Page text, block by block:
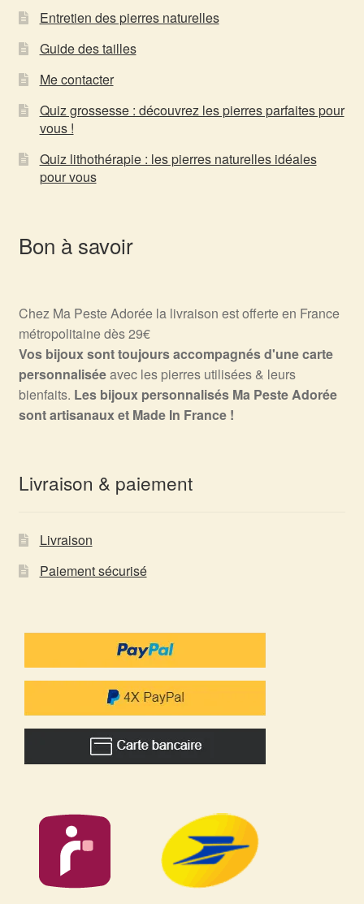
Entretien des pierres naturelles
Guide des tailles
Me contacter
Quiz grossesse : découvrez les pierres parfaites pour
vous !
Quiz lithothérapie : les pierres naturelles idéales
pour vous
Bon à savoir
Chez Ma Peste Adorée la livraison est offerte en France
métropolitaine dès 29€
Vos bijoux sont toujours accompagnés d'une carte
personnaliséeavec les pierres utilisées & leurs
bienfaits. Les bijoux personnalisés Ma Peste Adorée
sont artisanaux et Made In France !
Livraison & paiement
Livraison
Paiement sécurisé